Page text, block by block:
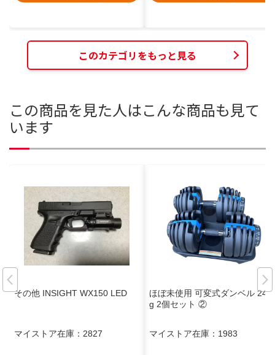
このカテゴリをもっと見る
この商品を見た人はこんな商品も見て
います
その他 INSIGHT WX150 LED
マイストア在庫： 2827
ほぼ未使用 可変式ダンベル 24k
g 2個セット ②
マイストア在庫： 1983